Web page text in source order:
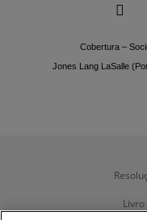
Cobertura –
Jones Lang LaSalle
